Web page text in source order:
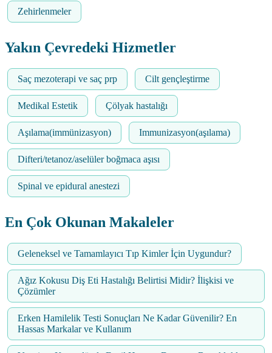
Zehirlenmeler
Yakın Çevredeki Hizmetler
Saç mezoterapi ve saç prp Cilt gençleştirme
Medikal Estetik Çölyak hastalığı
Aşılama(immünizasyon) Immunizasyon(aşılama)
Difteri/tetanoz/aselüler boğmaca aşısı
Spinal ve epidural anestezi
En Çok Okunan Makaleler
Geleneksel ve Tamamlayıcı Tıp Kimler İçin Uygundur?
Ağız Kokusu Diş Eti Hastalığı Belirtisi Midir? İlişkisi ve
Çözümler
Erken Hamilelik Testi Sonuçları Ne Kadar Güvenilir? En
Hassas Markalar ve Kullanım